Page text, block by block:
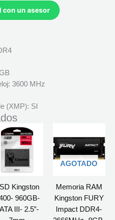
un asesor
3600 MHz
(XMP): SI
Kingston
960GB-
III- 2.5”-
AGOTADO
Memoria RAM
Kingston FURY
Impact DDR4-